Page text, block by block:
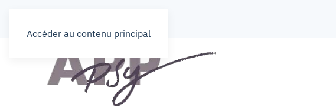
Accéder au contenu principal